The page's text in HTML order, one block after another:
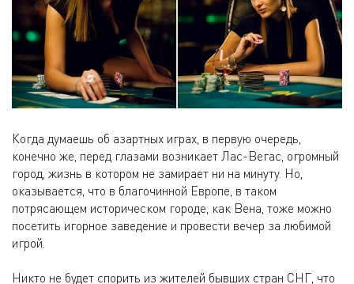
Когда думаешь об азартных играх, в первую очередь,
конечно же, перед глазами возникает Лас-Вегас, огромный
город, жизнь в котором не замирает ни на минуту. Но,
оказывается, что в благочинной Европе, в таком
потрясающем историческом городе, как Вена, тоже можно
посетить игорное заведение и провести вечер за любимой
игрой.
Никто не будет спорить из жителей бывших стран СНГ, что